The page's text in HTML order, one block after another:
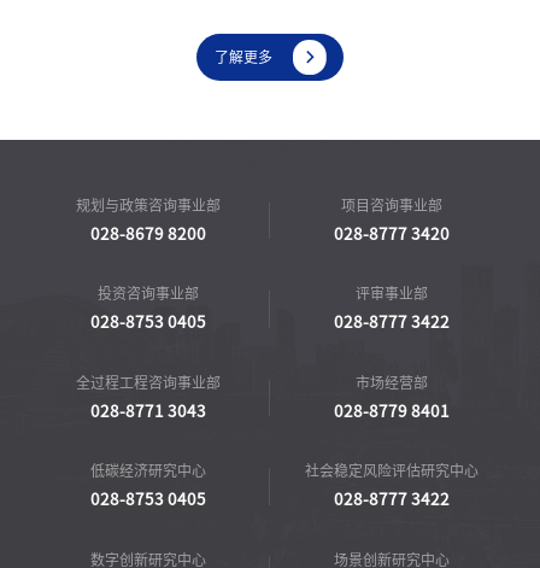
了解更多 
规划与政策咨询事业部
028-8679 8200
项目咨询事业部
028-8777 3420
投资咨询事业部
028-8753 0405
评审事业部
028-8777 3422
全过程工程咨询事业部
028-8771 3043
市场经营部
028-8779 8401
低碳经济研究中心
028-8753 0405
社会稳定风险评估研究中心
028-8777 3422
数字创新研究中心 场景创新研究中心